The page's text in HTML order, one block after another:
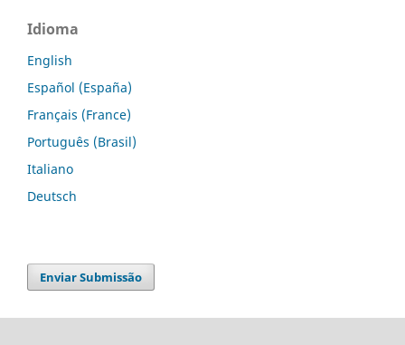
Idioma
English
Español (España)
Français (France)
Português (Brasil)
Italiano
Deutsch
Enviar Submissão